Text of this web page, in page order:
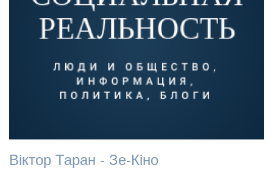
Віктор Таран - Зе-Кіно